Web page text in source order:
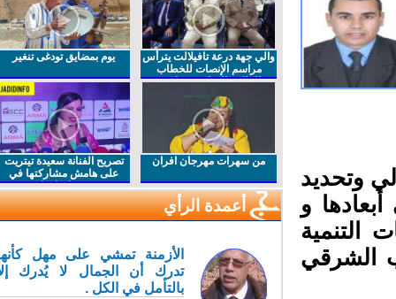
وتحديد
و
الشرقي
والي جهة درعة تافيلالت يترأس
مراسم الإنصات للخطاب
الملكي السامي بمناسبة
يوم بمضايق تودغى تنغير
من سهرات مهرجان افران
تصريح الفنانة سعيدة تيتريت
على هامش مشاركتها في
مهرجان افران
أعمدة الرأي
الأزمنة تمشي على مهل كأنها
تدرك أن الجمال لا يُدرك إلا
بالتأمل في الكل .